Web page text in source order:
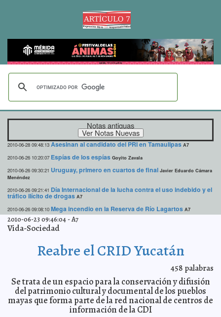
Notas antiguas
2010-06-28 09:48:13 Asesinan al candidato del PRI en Tamaulipas A7
2010-06-26 10:20:07 Espías de los espías Goyito Zavala
2010-06-26 09:30:21 Uruguay, primero en cuartos de final Javier Eduardo Cámara
Menéndez
2010-06-26 09:21:41 Día Internacional de la lucha contra el uso indebido y el
tráfico ilícito de drogas A7
2010-06-26 09:08:10 Mega incendio en la Reserva de Río Lagartos A7
2010-06-26 08:59:19 Promueve Sagarpa Reuniones de Intercambio de
Experiencias Exitosas
Comuna para la consolidación de proyectos para el municipio
2010-06-26 07:29:00 Siempre en polémica Lois Izquierdo
2010-06-25 23:00:00 Más dictámenes a favor de Wafé Kuri Torre Luis Jorge
Montalvo Duarte
El diputado Televiso Guardiano Delatorre S.J.
2010-06-23 09:46:04-A7
Vida-Sociedad
Reabre el CRID Yucatán
458 palabras
Se trata de un espacio para la conservación y difusión
del patrimonio cultural y documental de los pueblos
mayas que forma parte de la red nacional de centros de
información de la CDI